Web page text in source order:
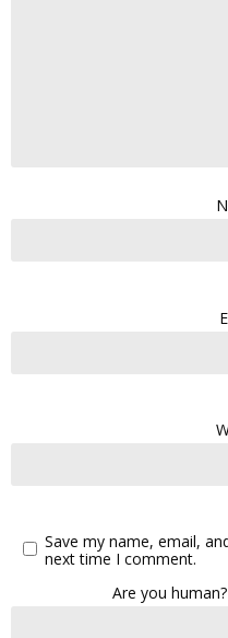
Save my name, email,
next time I comment.
Are you